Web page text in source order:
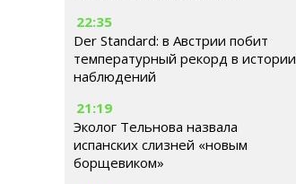
22:35
Der Standard: в Австрии побит
температурный рекорд в истории
наблюдений
21:19
Эколог Тельнова назвала
испанских слизней «новым
борщевиком»